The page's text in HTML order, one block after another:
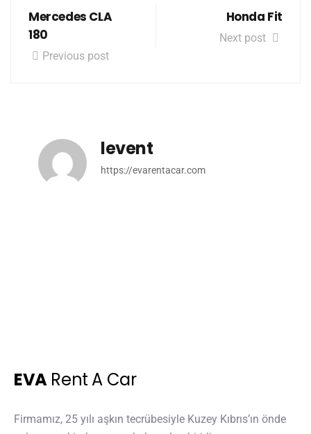
Mercedes CLA
180
Previous post
Honda Fit
Next post
levent
https://evarentacar.com
EVARent A Car
Firmamız, 25 yılı aşkın tecrübesiyle Kuzey Kıbrıs’ın önde